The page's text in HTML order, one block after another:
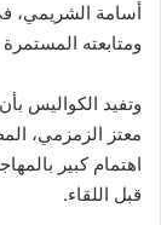
أسامة الشريمي،
ومتابعته المستمرة
وتفيد الكواليس
معتز الزمزمي،
اهتمام كبير
قبل اللقاء.